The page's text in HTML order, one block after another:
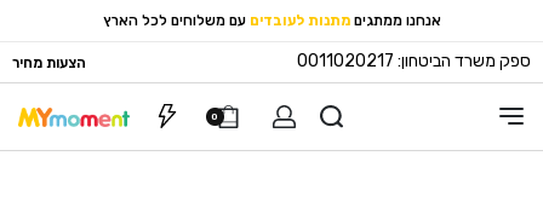
אנחנו ממתגים מתנות לעובדים עם משלוחים לכל הארץ
ספק משרד הביטחון: 0011020217 הצעות מחיר
0